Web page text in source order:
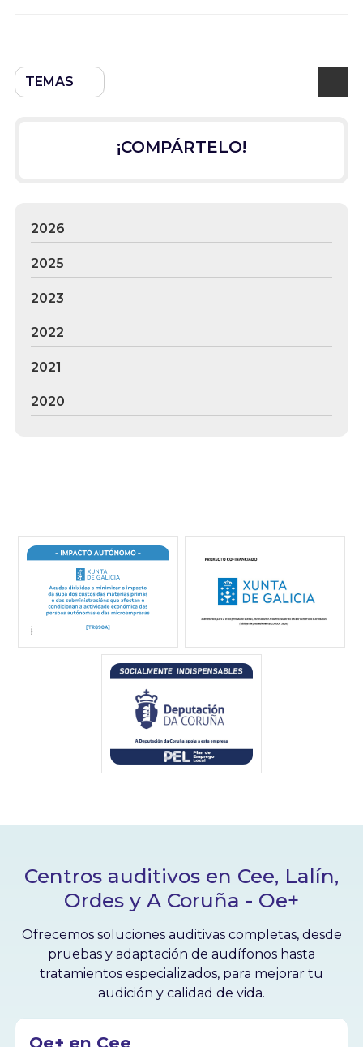
TEMAS
¡COMPÁRTELO!
2026
2025
2023
2022
2021
2020
Centros auditivos en Cee, Lalín,
Ordes y A Coruña - Oe+
Ofrecemos soluciones auditivas completas, desde
pruebas y adaptación de audífonos hasta
tratamientos especializados, para mejorar tu
audición y calidad de vida.
Oe+ en Cee